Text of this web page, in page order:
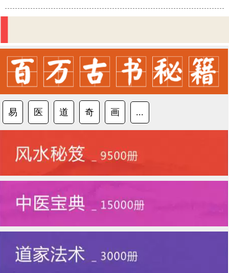
易 医 道 奇 画 ...